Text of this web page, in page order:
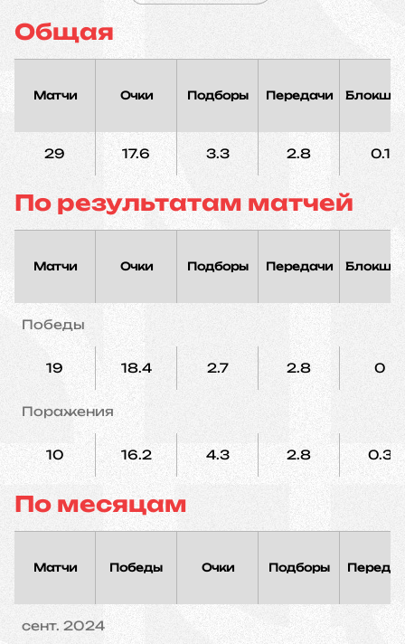
Общая
Матчи Очки Подборы Передачи
29 17.6 3.3 2.8 0.1
По результатам матчей
Матчи Очки Подборы Передачи
Победы
19 18.4 2.7 2.8 0
Поражения
10 16.2 4.3 2.8 0.3
По месяцам
Матчи Победы Очки Подборы
сент. 2024